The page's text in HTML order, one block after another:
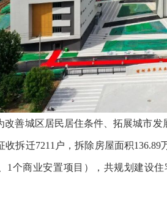
改善城区居民居住条件、拓展城市
收拆迁7211户，拆除房屋面积
1个商业安置项目），共规划建设